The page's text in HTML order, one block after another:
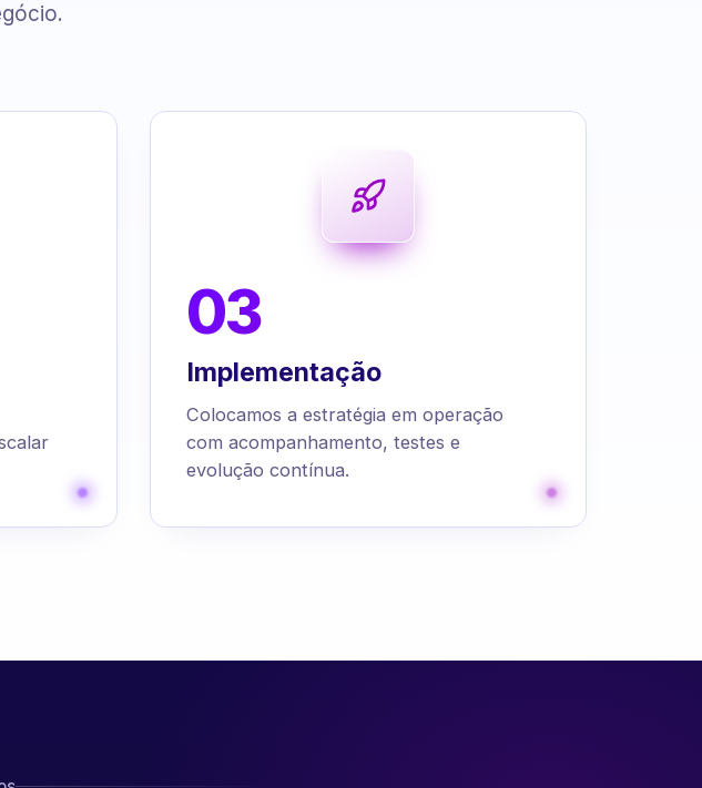
03
Implementação
Colocamos a estratégia em operação
com acompanhamento, testes e
evolução contínua.